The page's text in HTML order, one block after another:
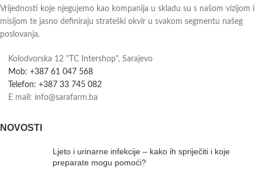
Vrijednosti koje njegujemo kao kompanija u skladu su s našom vizijom i
misijom te jasno definiraju strateški okvir u svakom segmentu našeg
poslovanja.
Kolodvorska 12 "TC Intershop", Sarajevo
Mob: +387 61 047 568
Telefon: +387 33 745 082
E mail: info@sarafarm.ba
NOVOSTI
Ljeto i urinarne infekcije – kako ih spriječiti i koje
preparate mogu pomoći?